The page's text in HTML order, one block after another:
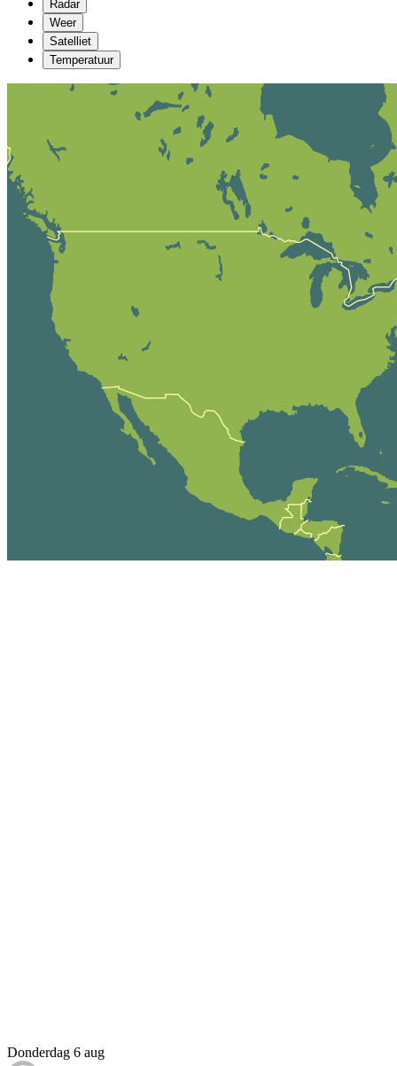
Radar
Weer
Satelliet
Temperatuur
Donderdag 6 aug